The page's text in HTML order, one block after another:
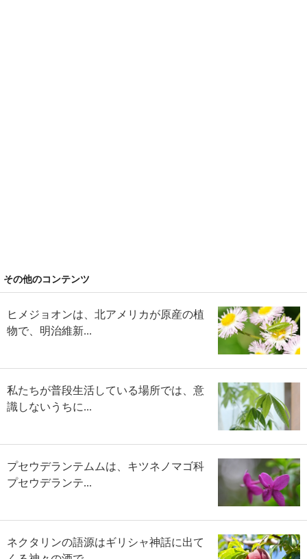
その他のコンテンツ
ヒメジョオンは、北アメリカが原産の植
物で、明治維新...
私たちが普段生活している場所では、意
識しないうちに...
プセウデランテムムは、キツネノマゴ科
プセウデランテ...
ネクタリンの語源はギリシャ神話に出て